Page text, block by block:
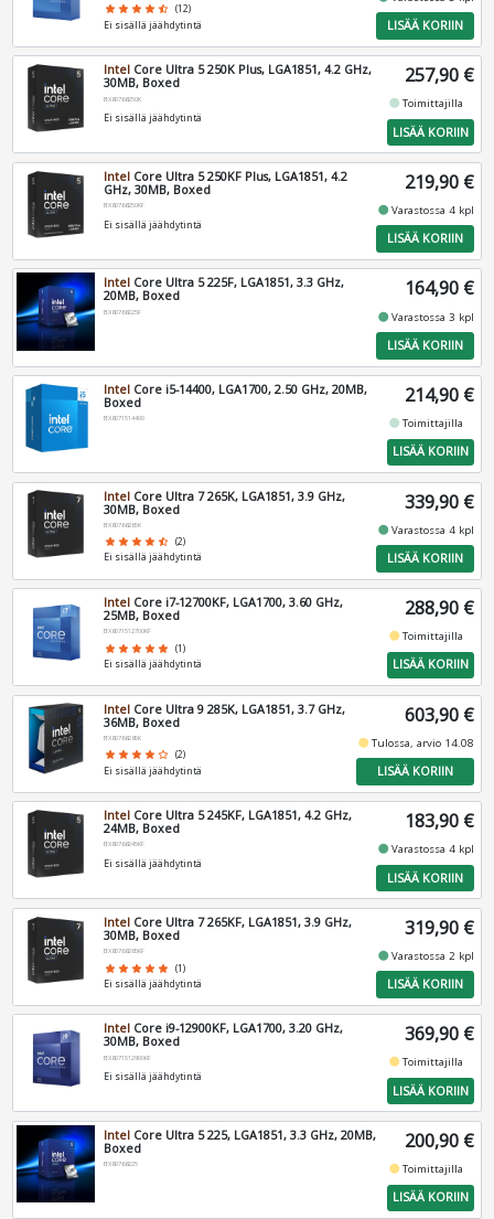
star star star star star_half (12)
Ei sisällä jäähdytintä
LISÄÄ KORIIN
Intel Core Ultra 5 250K Plus, LGA1851, 4.2 GHz,
30MB, Boxed
BX80768250K
Ei sisällä jäähdytintä
257,90 €
fiber_manual_recordToimittajilla
LISÄÄ KORIIN
Intel Core Ultra 5 250KF Plus, LGA1851, 4.2
GHz, 30MB, Boxed
BX80768250KF
Ei sisällä jäähdytintä
219,90 €
fiber_manual_recordVarastossa 4 kpl
LISÄÄ KORIIN
Intel Core Ultra 5 225F, LGA1851, 3.3 GHz,
20MB, Boxed
BX80768225F
164,90 €
fiber_manual_recordVarastossa 3 kpl
LISÄÄ KORIIN
Intel Core i5-14400, LGA1700, 2.50 GHz, 20MB,
Boxed
BX8071514400
214,90 €
fiber_manual_recordToimittajilla
LISÄÄ KORIIN
Intel Core Ultra 7 265K, LGA1851, 3.9 GHz,
30MB, Boxed
BX80768265K
star star star star star_half (2)
Ei sisällä jäähdytintä
339,90 €
fiber_manual_recordVarastossa 4 kpl
LISÄÄ KORIIN
Intel Core i7-12700KF, LGA1700, 3.60 GHz,
25MB, Boxed
BX8071512700KF
star star star star star (1)
Ei sisällä jäähdytintä
288,90 €
fiber_manual_recordToimittajilla
LISÄÄ KORIIN
Intel Core Ultra 9 285K, LGA1851, 3.7 GHz,
36MB, Boxed
BX80768285K
star star star star star_border (2)
Ei sisällä jäähdytintä
603,90 €
fiber_manual_recordTulossa, arvio 14.08
LISÄÄ KORIIN
Intel Core Ultra 5 245KF, LGA1851, 4.2 GHz,
24MB, Boxed
BX80768245KF
Ei sisällä jäähdytintä
183,90 €
fiber_manual_recordVarastossa 4 kpl
LISÄÄ KORIIN
Intel Core Ultra 7 265KF, LGA1851, 3.9 GHz,
30MB, Boxed
BX80768265KF
star star star star star (1)
Ei sisällä jäähdytintä
319,90 €
fiber_manual_recordVarastossa 2 kpl
LISÄÄ KORIIN
Intel Core i9-12900KF, LGA1700, 3.20 GHz,
30MB, Boxed
BX8071512900KF
Ei sisällä jäähdytintä
369,90 €
fiber_manual_recordToimittajilla
LISÄÄ KORIIN
Intel Core Ultra 5 225, LGA1851, 3.3 GHz, 20MB,
Boxed
BX80768225
200,90 €
fiber_manual_recordToimittajilla
LISÄÄ KORIIN